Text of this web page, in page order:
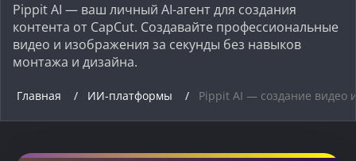
Pippit AI — ваш личный AI-агент для создания
контента от CapCut. Создавайте профессиональные
видео и изображения за секунды без навыков
монтажа и дизайна.
Главная ИИ-платформы Pippit AI — создание видео